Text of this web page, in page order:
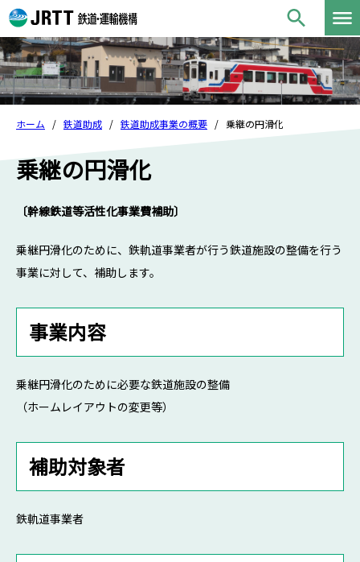
ホーム 鉄道助成 鉄道助成事業の概要 乗継の円滑化
乗継の円滑化
〔幹線鉄道等活性化事業費補助〕
乗継円滑化のために、鉄軌道事業者が行う鉄道施設の整備を行う
事業に対して、補助します。
事業内容
乗継円滑化のために必要な鉄道施設の整備
（ホームレイアウトの変更等）
補助対象者
鉄軌道事業者